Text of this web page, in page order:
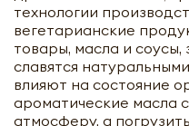
технологии
вегетарианские
товары, масла и соусы,
славятся
влияют на состояние
ароматические масла
атмосферу, а